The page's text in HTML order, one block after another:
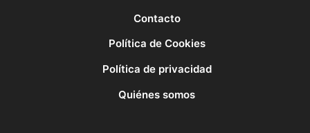
Contacto
Política de Cookies
Política de privacidad
Quiénes somos